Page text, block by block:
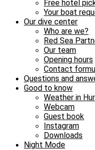
Free hotel
Your boat
Our dive center
Who are we?
Red Sea
Our team
Opening hours
Contact
Questions and
Good to know
Weather in
Webcam
Guest book
Instagram
Downloads
Night Mode